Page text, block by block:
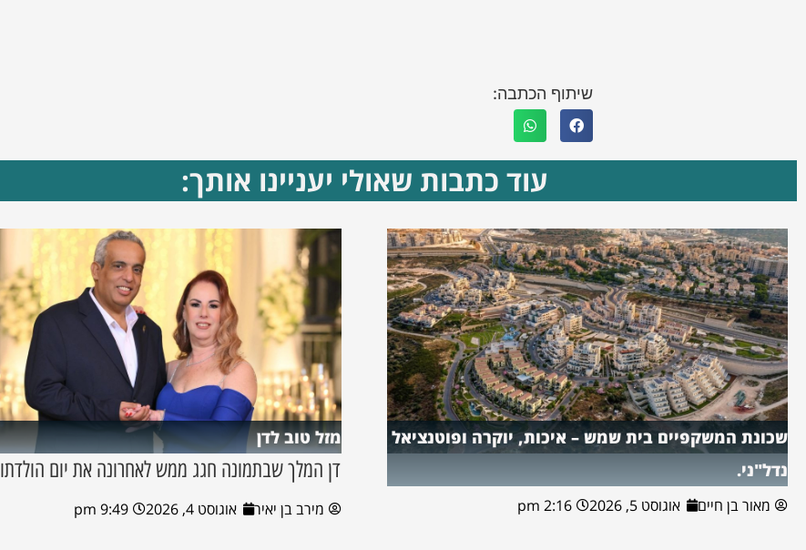
שיתוף הכתבה:
עוד כתבות שאולי יעניינו אותך:
שכונת המשקפיים בית שמש – איכות, יוקרה ופוטנציאל
נדל"ני.
מאור בן חיים אוגוסט 5, 2026 2:16 pm
מזל טוב לדן
דן המלך שבתמונה חגג ממש לאחרונה את יום הולדתו
מירב בן יאיר אוגוסט 4, 2026 9:49 pm